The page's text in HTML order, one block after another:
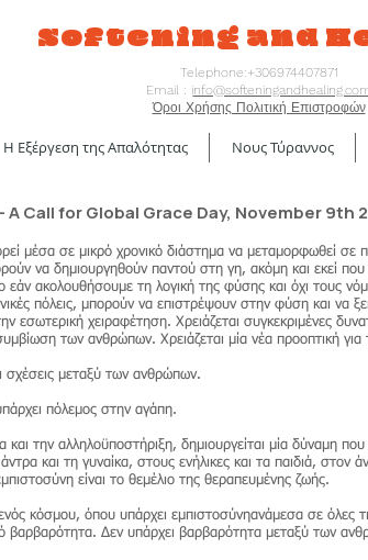
Softening and
Telephone:+306974407871
Email : i
Όροι Χρήσης Πολιτική Επιστροφών
H Εξέργεση της Απαλότητας Νους Τύραννος
- A Call for Global Grace Day, November 9th
μέσα σε μικρό χρονικό διάστημα να μεταμορφωθεί
να δημιουργηθούν παντού στη γη, ακόμη και εκεί
ακολουθήσουμε τη λογική της φύσης και όχι τους
πόλεις, μπορούν να επιστρέψουν στην φύση και να
εσωτερική χειραφέτηση. Χρειάζεται συγκεκριμένες
των ανθρώπων. Χρειάζεται μία νέα προοπτική
σχέσεις μεταξύ των ανθρώπων.
πόλεμος στην αγάπη.
και την αλληλοϋποστήριξη, δημιουργείται μία δύναμη
και τη γυναίκα, στους ενήλικες και τα παιδιά,
είναι το θεμέλιο της θεραπευμένης ζωής.
κόσμου, όπου υπάρχει εμπιστοσύνηανάμεσα σε όλες
βαρβαρότητα. Δεν υπάρχει βαρβαρότητα μεταξύ των